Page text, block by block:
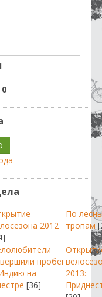
0
2012
По
тропам
пробег
на
[36]
2013: